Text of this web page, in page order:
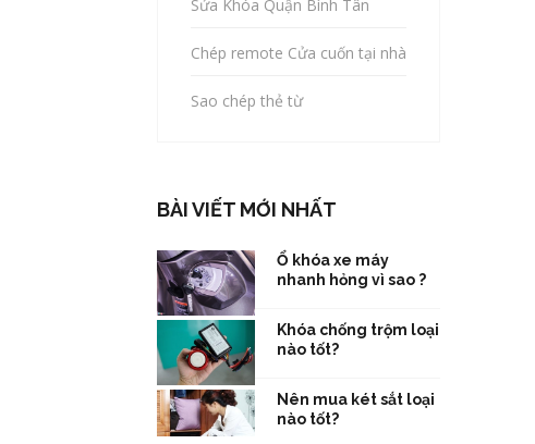
Sửa Khóa Quận Bình Tân
Chép remote Cửa cuốn tại nhà
Sao chép thẻ từ
BÀI VIẾT MỚI NHẤT
Ổ khóa xe máy
nhanh hỏng vì sao ?
Khóa chống trộm loại
nào tốt?
Nên mua két sắt loại
nào tốt?